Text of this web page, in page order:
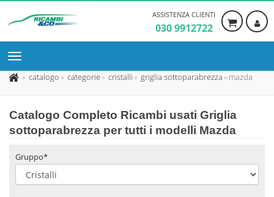
ASSISTENZA CLIENTI
030 9912722
catalogo categorie cristalli griglia sottoparabrezza mazda
Catalogo Completo Ricambi usati Griglia
sottoparabrezza per tutti i modelli Mazda
Gruppo*